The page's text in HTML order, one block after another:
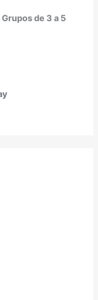
Grupos de 3 a 5